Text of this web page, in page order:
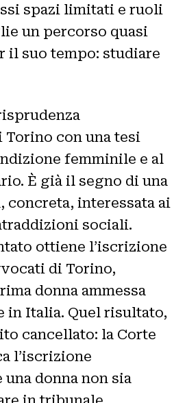
spazi limitati e ruoli
un percorso quasi
il suo tempo: studiare
Torino con una tesi
femminile e al
È già il segno di una
concreta, interessata ai
sociali.
ottiene l’iscrizione
di Torino,
donna ammessa
in Italia. Quel risultato,
cancellato: la Corte
l’iscrizione
donna non sia